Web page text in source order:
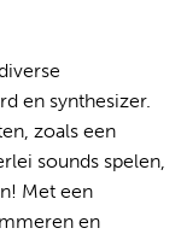
en synthesizer.
zoals een
sounds spelen,
Met een
en